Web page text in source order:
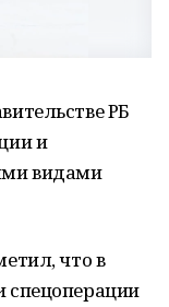
РБ
и
видами
что в
спецоперации